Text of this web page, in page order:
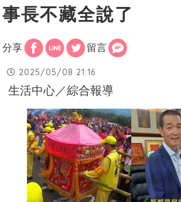
事長不藏全說了
分享 留言
2025/05/08 21:16
生活中心／綜合報導